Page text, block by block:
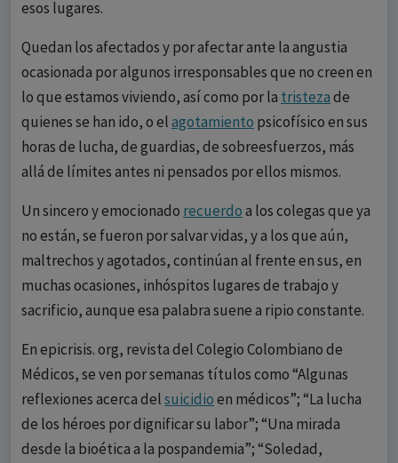
esos lugares.
Quedan los afectados y por afectar ante la angustia
ocasionada por algunos irresponsables que no creen en
lo que estamos viviendo, así como por la tristezade
quienes se han ido, o elagotamiento psicofísico en sus
horas de lucha, de guardias, de sobreesfuerzos, más
allá de límites antes ni pensados por ellos mismos.
Un sincero y emocionado recuerdoa los colegas que ya
no están, se fueron por salvar vidas, y a los que aún,
maltrechos y agotados, continúan al frente en sus, en
muchas ocasiones, inhóspitos lugares de trabajo y
sacrificio, aunque esa palabra suene a ripio constante.
En epicrisis. org, revista del Colegio Colombiano de
Médicos, se ven por semanas títulos como “Algunas
reflexiones acerca delsuicidioen médicos”; “La lucha
de los héroes por dignificar su labor”; “Una mirada
desde la bioética a la pospandemia”; “Soledad,